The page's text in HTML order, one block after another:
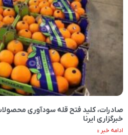
صادرات، کلید فتح قله سودآوری
خبرگزاری ایرنا
ادامه خبر »